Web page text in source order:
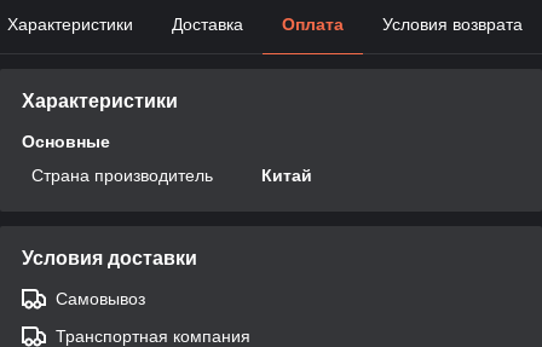
Характеристики Доставка Оплата Условия возврата
Характеристики
Основные
Страна производитель
Китай
Условия доставки
Самовывоз
Транспортная компания